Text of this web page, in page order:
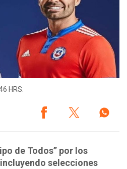
HRS.
de Todos” por los
selecciones